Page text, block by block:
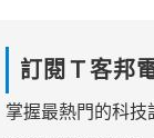
訂閱Ｔ客邦
掌握最熱門的科技